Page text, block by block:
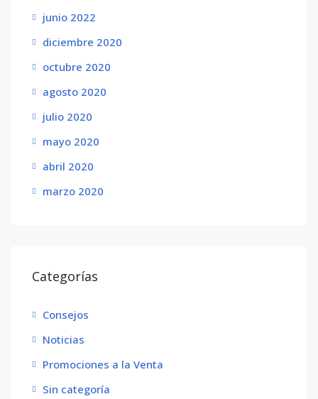
junio 2022
diciembre 2020
octubre 2020
agosto 2020
julio 2020
mayo 2020
abril 2020
marzo 2020
Categorías
Consejos
Noticias
Promociones a la Venta
Sin categoría